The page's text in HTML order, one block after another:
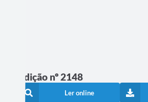
Edição nº 2148
Ler online